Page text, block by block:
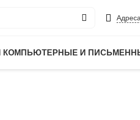
КОМПЬЮТЕРНЫЕ И